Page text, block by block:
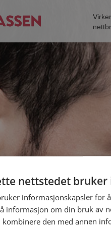
fra
nettstedet
informasjonskapsler for
informasjon om din bruk av
kombinere den med annen